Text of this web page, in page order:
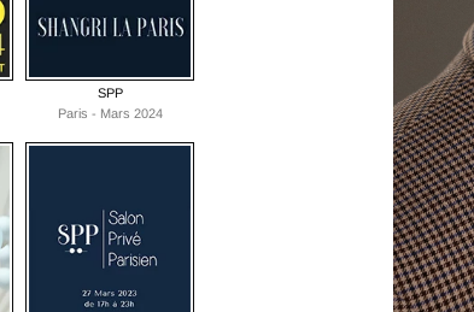
SPP
Paris - Mars 2024